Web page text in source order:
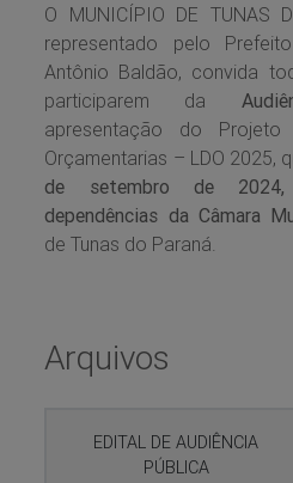
O MUNICÍPIO DE TUNAS
representado pelo
Antônio Baldão, convida
participarem da
apresentação do
Orçamentarias – LDO 2025,
de setembro de
dependências da Câmara
de Tunas do Paraná.
Arquivos
EDITAL DE AUDIÊNCIA
PÚBLICA